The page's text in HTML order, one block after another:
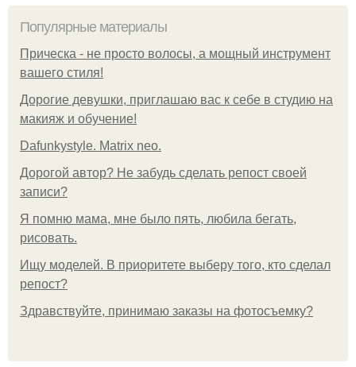
Популярные материалы
Прическа - не просто волосы, а мощный инструмент
вашего стиля!
Дорогие девушки, приглашаю вас к себе в студию на
макияж и обучение!
Dafunkystyle. Matrix neo.
Дорогой автор? Не забудь сделать репост своей
записи?
Я помню мама, мне было пять, любила бегать,
рисовать.
Ищу моделей. В приоритете выберу того, кто сделал
репост?
Здравствуйте, принимаю заказы на фотосъемку?